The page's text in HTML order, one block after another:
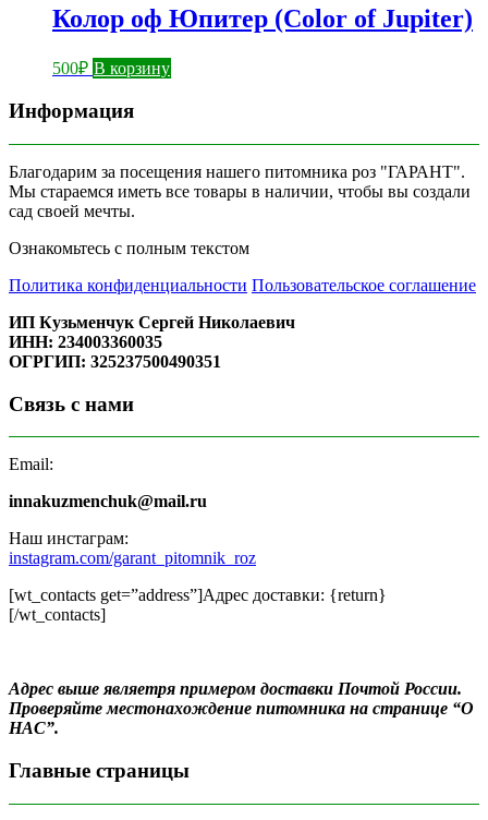
Колор оф Юпитер (Color of Jupiter)
500₽ В корзину
Информация
Благодарим за посещения нашего питомника роз "ГАРАНТ".
Мы стараемся иметь все товары в наличии, чтобы вы создали
сад своей мечты.
Ознакомьтесь с полным текстом
Политика конфиденциальности Пользовательское соглашение
ИП Кузьменчук Сергей Николаевич
ИНН: 234003360035
ОГРГИП: 325237500490351
Связь с нами
Email:
innakuzmenchuk@mail.ru
Наш инстаграм:
instagram.com/garant_pitomnik_roz
[wt_contacts get=”address”]Адрес доставки: {return}
[/wt_contacts]
Адрес выше являетря примером доставки Почтой России.
Проверяйте местонахождение питомника на странице “О
НАС”.
Главные страницы